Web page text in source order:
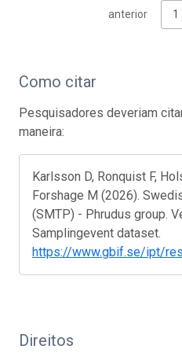
anterior 1
Como citar
Pesquisadores deveriam
maneira:
Karlsson D, Ronquist F,
Forshage M (2026).
(SMTP) - Phrudus group.
Samplingevent dataset.
https://www.gbif.se/ipt/
Direitos